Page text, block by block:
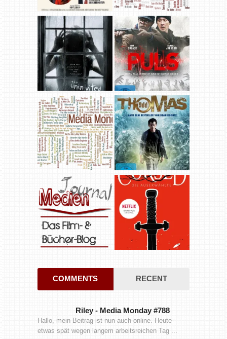
COMMENTS RECENT
Riley- Media Monday #788
Hallo, mein Beitrag ist nun auch online. Heute
etwas spät wegen langem arbeitsreichen Tag ...